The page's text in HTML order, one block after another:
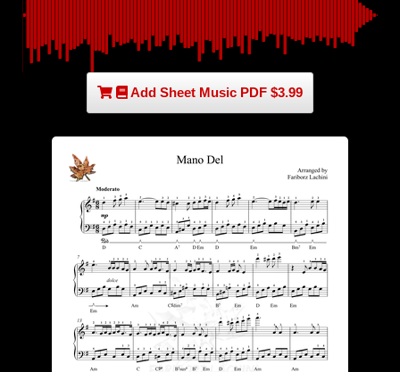
Add Sheet Music PDF $3.99